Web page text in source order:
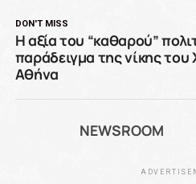
DON'T MISS
Η αξία του “καθαρού”
παράδειγμα της νίκης
Αθήνα
NEWSROOM